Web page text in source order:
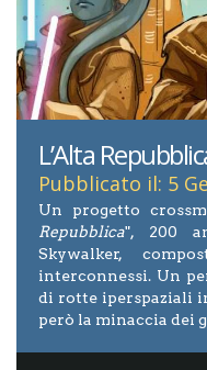
L’Alta
Pubblicato il: 5
Un progetto
Repubblica", 200
Skywalker,
interconnessi. Un
di rotte iperspaziali
però la minaccia dei